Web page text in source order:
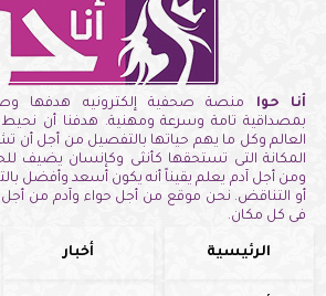
أنا حوا منصة صحفية إلكترونيه هدفها
بمصداقية تامة وسرعة ومهنية. هدفنا أن
العالم وكل ما يهم حياتها بالتفصيل من أجل أن
المكانة التى تستحقها كأنثى وكإنسان يضيف
ومن أجل آدم يعلم يقيناً أنه يكون أسعد وأفضل
أو التناقض. نحن موقع من أجل حواء وآدم من أجل
فى كل مكان.
الرئيسية أخبار